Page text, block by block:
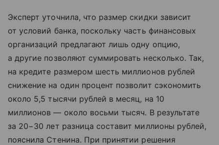
Эксперт уточнила, что размер скидки зависит
от условий банка, поскольку часть финансовых
организаций предлагают лишь одну опцию,
а другие позволяют суммировать несколько. Так,
на кредите размером шесть миллионов рублей
снижение на один процент позволит сэкономить
около 5,5 тысячи рублей в месяц, на 10
миллионов — около восьми тысяч. В результате
за 20−30 лет разница составит миллионы рублей,
пояснила Стенина. При принятии решения